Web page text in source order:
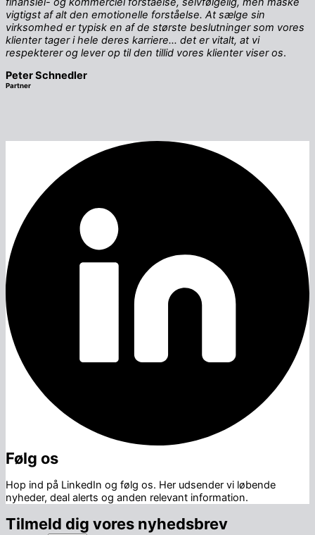
vigtigst af alt den emotionelle forståelse. At sælge sin
virksomhed er typisk en af de største beslutninger som vores
klienter tager i hele deres karriere… det er vitalt, at vi
respekterer og lever op til den tillid vores klienter viser os.
Peter Schnedler
Partner
Følg os
Hop ind på LinkedIn og følg os. Her udsender vi løbende
nyheder, deal alerts og anden relevant information.
Tilmeld dig vores nyhedsbrev